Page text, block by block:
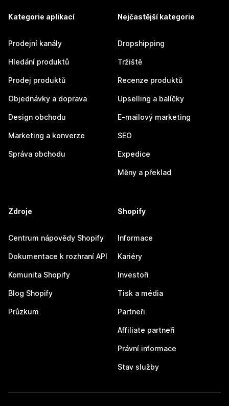
Kategorie aplikací
Prodejní kanály
Hledání produktů
Prodej produktů
Objednávky a doprava
Design obchodu
Marketing a konverze
Správa obchodu
Nejčastější kategorie
Dropshipping
Tržiště
Recenze produktů
Upselling a balíčky
E-mailový marketing
SEO
Expedice
Měny a překlad
Zdroje
Centrum nápovědy Shopify
Dokumentace k rozhraní API
Komunita Shopify
Blog Shopify
Průzkum
Shopify
Informace
Kariéry
Investoři
Tisk a média
Partneři
Affiliate partneři
Právní informace
Stav služby